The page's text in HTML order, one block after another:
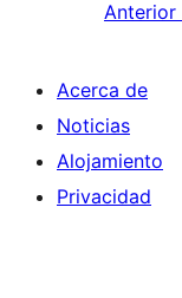
Anterior
Acerca de
Noticias
Alojamiento
Privacidad